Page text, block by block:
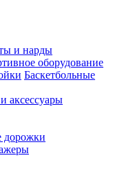
и нарды
оборудование
Баскетбольные
аксессуары
дорожки